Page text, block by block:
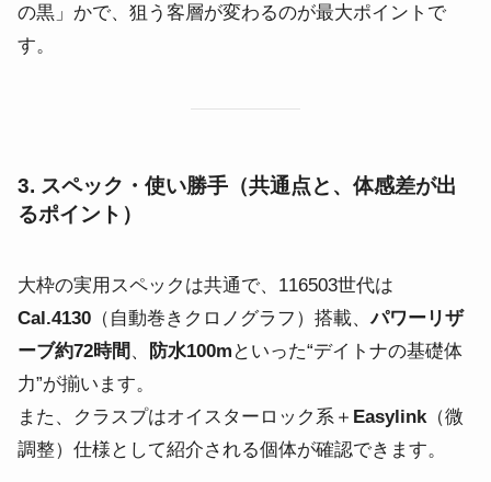
の黒」かで、狙う客層が変わるのが最大ポイントで
す。
3. スペック・使い勝手（共通点と、体感差が出
るポイント）
大枠の実用スペックは共通で、116503世代は
Cal.4130 （自動巻きクロノグラフ）搭載、パワーリザ
ーブ約72時間 、 防水100m といった“デイトナの基礎体
力”が揃います。
また、クラスプはオイスターロック系＋ Easylink（微
調整）仕様として紹介される個体が確認できます。